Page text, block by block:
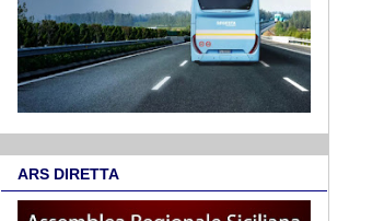
ARS DIRETTA